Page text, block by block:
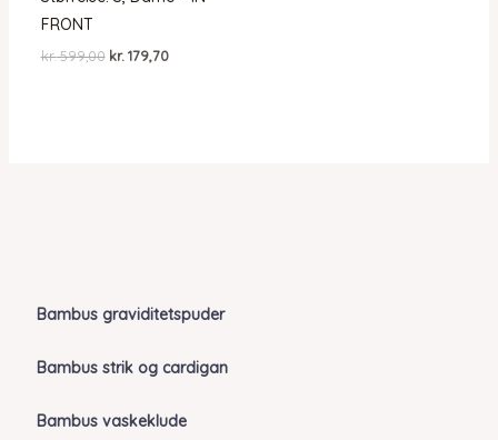
Bambus graviditetspuder
Bambus strik og cardigan
Bambus vaskeklude
FRONT
kr.599,00 Den
kr.179,70Den